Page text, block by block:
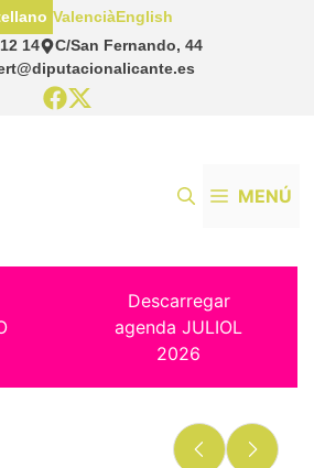
14
C/San Fernando, 44
ValenciàEnglish
MENÚ
Descarregar
agenda JULIOL
2026